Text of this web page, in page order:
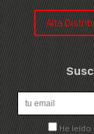
Alta
He